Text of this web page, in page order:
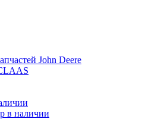
John Deere
в наличии